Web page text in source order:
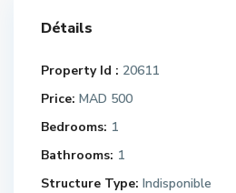
Détails
Property Id : 20611
Price: MAD 500
Bedrooms: 1
Bathrooms: 1
Structure Type: Indisponible